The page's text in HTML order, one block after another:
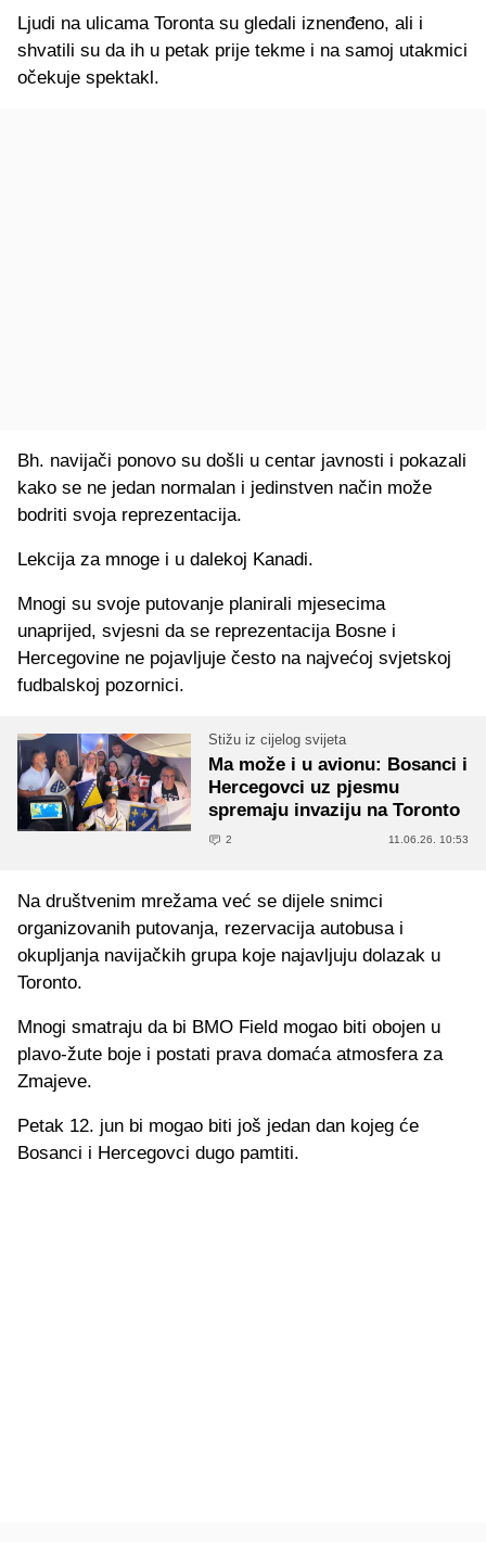
Ljudi na ulicama Toronta su gledali iznenđeno, ali i
shvatili su da ih u petak prije tekme i na samoj utakmici
očekuje spektakl.
Bh. navijači ponovo su došli u centar javnosti i pokazali
kako se ne jedan normalan i jedinstven način može
bodriti svoja reprezentacija.
Lekcija za mnoge i u dalekoj Kanadi.
Mnogi su svoje putovanje planirali mjesecima
unaprijed, svjesni da se reprezentacija Bosne i
Hercegovine ne pojavljuje često na najvećoj svjetskoj
fudbalskoj pozornici.
Stižu iz cijelog svijeta
Ma može i u avionu: Bosanci i
Hercegovci uz pjesmu
spremaju invaziju na Toronto
2 11.06.26. 10:53
Na društvenim mrežama već se dijele snimci
organizovanih putovanja, rezervacija autobusa i
okupljanja navijačkih grupa koje najavljuju dolazak u
Toronto.
Mnogi smatraju da bi BMO Field mogao biti obojen u
plavo-žute boje i postati prava domaća atmosfera za
Zmajeve.
Petak 12. jun bi mogao biti još jedan dan kojeg će
Bosanci i Hercegovci dugo pamtiti.